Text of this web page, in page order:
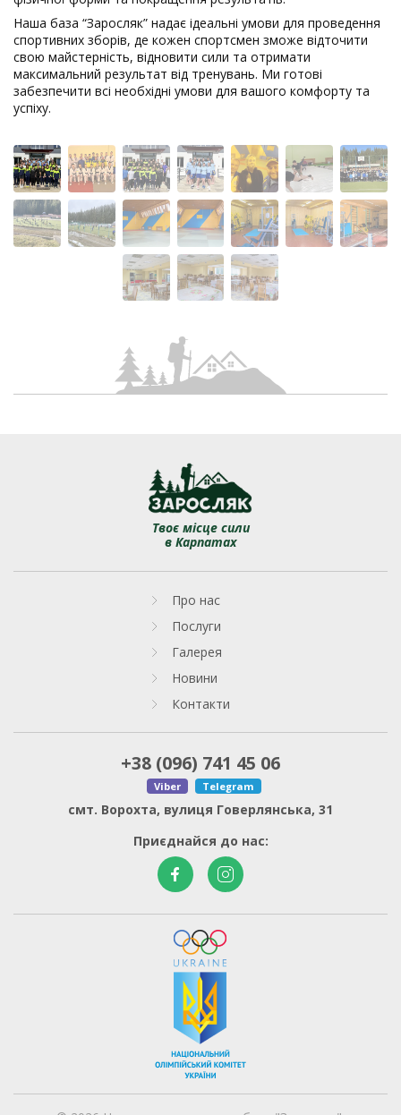
Наша база “Заросляк” надає ідеальні умови для проведення
спортивних зборів, де кожен спортсмен зможе відточити
свою майстерність, відновити сили та отримати
максимальний результат від тренувань. Ми готові
забезпечити всі необхідні умови для вашого комфорту та
успіху.
Твоє місце сили
в Карпатах
Про нас
Послуги
Галерея
Новини
Контакти
+38 (096) 741 45 06
Viber Telegram
смт. Ворохта, вулиця Говерлянська, 31
Приєднайся до нас: